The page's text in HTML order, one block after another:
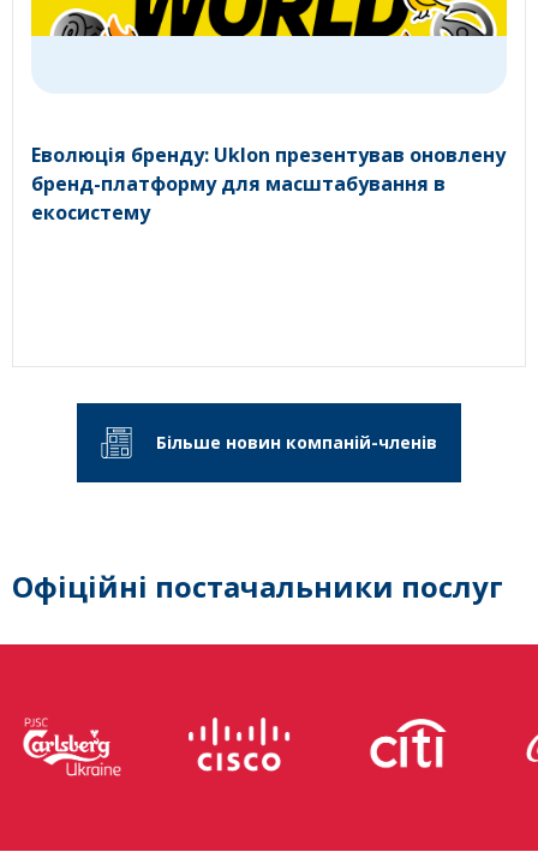
Еволюція бренду: Uklon презентував оновлену
бренд-платформу для масштабування в
екосистему
Більше новин компаній-членів
Офіційні постачальники послуг